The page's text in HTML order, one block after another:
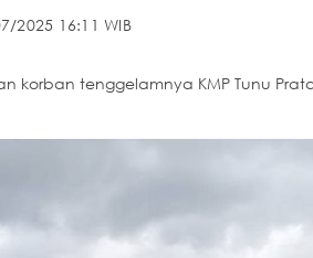
2025 16:11 WIB
korban tenggelamnya KMP Tunu